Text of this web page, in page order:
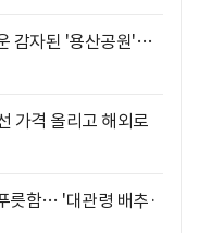
감자된 '용산공원'…
가격 올리고 해외로
릇함… '대관령 배추·